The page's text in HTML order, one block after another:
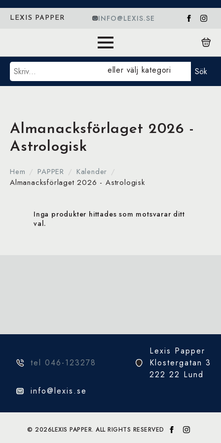
LEXIS PAPPER INFO@LEXIS.SE
Sök eller välj kategori Sök
Almanacksförlaget 2026 -
Astrologisk
Hem PAPPER
Kalender
Almanacksförlaget 2026 - Astrologisk
Inga produkter hittades som motsvarar ditt
val.
tel 046-123278
Lexis Papper
Klostergatan 3
222 22 Lund
info@lexis.se
© 2026LEXIS PAPPER. ALL RIGHTS RESERVED